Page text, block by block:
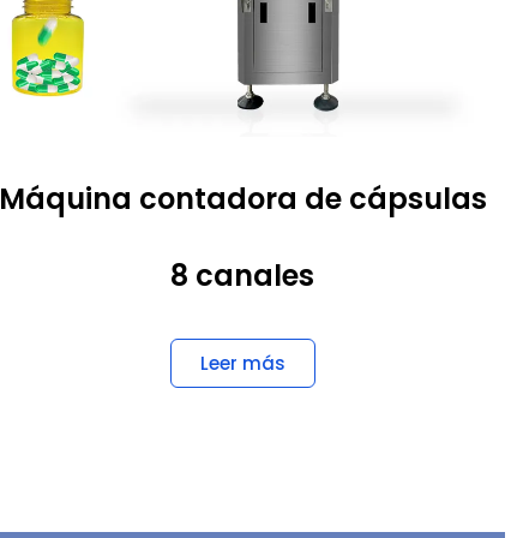
Máquina contadora de cápsulas
8 canales
Leer más